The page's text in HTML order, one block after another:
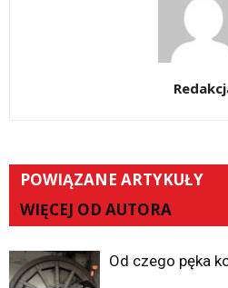
POWIĄZANE ARTYKUŁY
WIĘCEJ OD AUTORA
Od czego pęka